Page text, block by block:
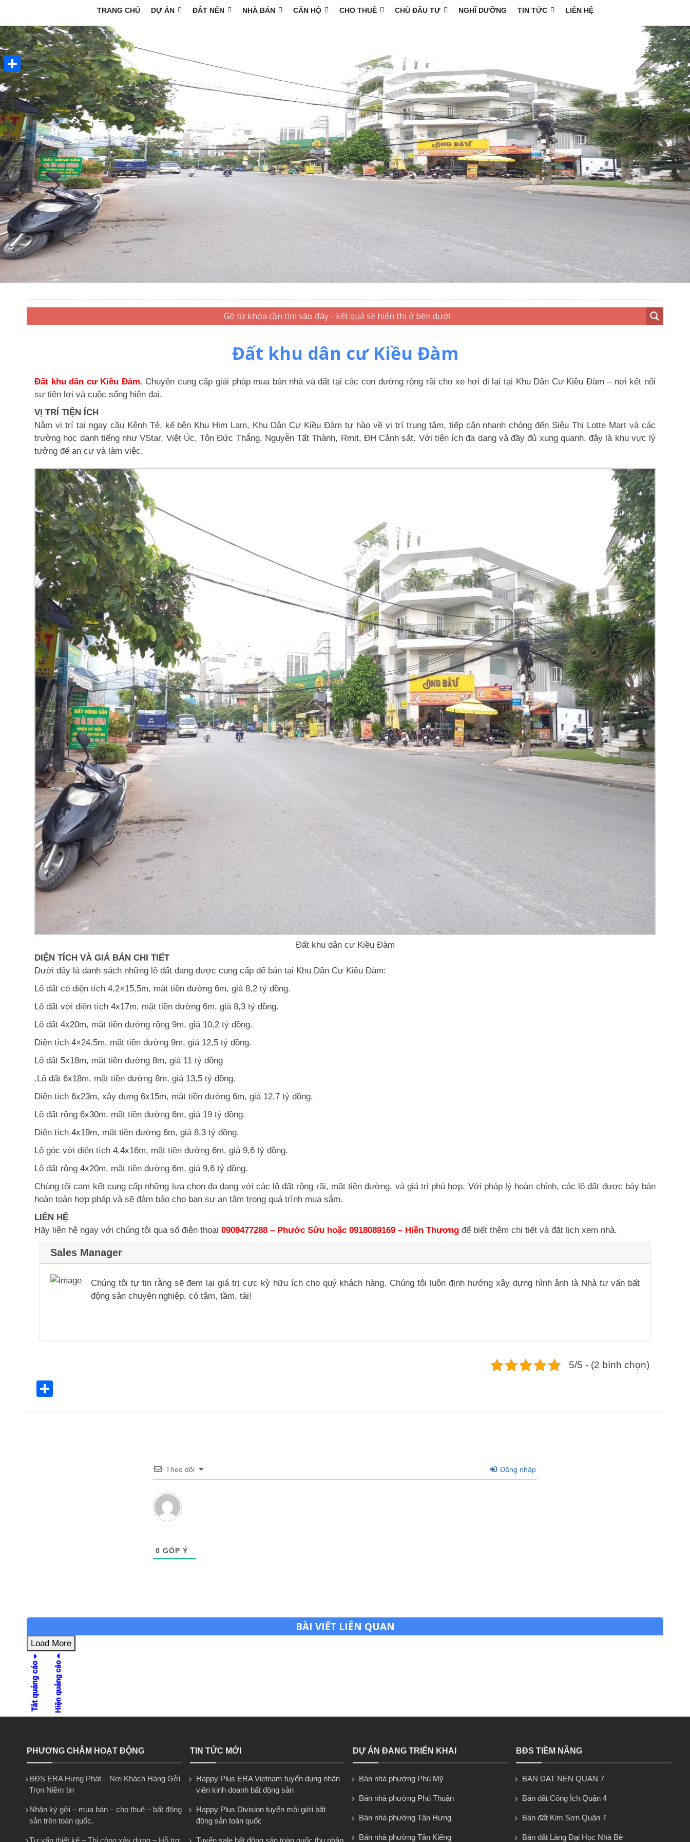
TRANG CHỦ DỰ ÁN ĐẤT NỀN NHÀ BÁN CĂN HỘ CHO THUÊ CHỦ ĐẦU TƯ NGHĨ DƯỠNG TIN TỨC LIÊN HỆ
Đất khu dân cư Kiều Đàm
Đất khu dân cư Kiều Đàm. Chuyên cung cấp giải pháp mua bán nhà và đất tại các con đường rộng rãi cho xe hơi đi lại tại Khu Dân Cư Kiều Đàm – nơi kết nối
sự tiện lợi và cuộc sống hiện đại.
VỊ TRÍ TIỆN ÍCH
Nằm vị trí tại ngay cầu Kênh Tẻ, kế bên Khu Him Lam, Khu Dân Cư Kiều Đàm tự hào về vị trí trung tâm, tiếp cận nhanh chóng đến Siêu Thị Lotte Mart và các
trường học danh tiếng như VStar, Việt Úc, Tôn Đức Thắng, Nguyễn Tất Thành, Rmit, ĐH Cảnh sát. Với tiện ích đa dạng và đầy đủ xung quanh, đây là khu vực lý
tưởng để an cư và làm việc.
Đất khu dân cư Kiều Đàm
DIỆN TÍCH VÀ GIÁ BÁN CHI TIẾT
Dưới đây là danh sách những lô đất đang được cung cấp để bán tại Khu Dân Cư Kiều Đàm:
Lô đất có diện tích 4,2×15,5m, mặt tiền đường 6m, giá 8,2 tỷ đồng.
Lô đất với diện tích 4x17m, mặt tiền đường 6m, giá 8,3 tỷ đồng.
Lô đất 4x20m, mặt tiền đường rộng 9m, giá 10,2 tỷ đồng.
Diện tích 4×24.5m, mặt tiền đường 9m, giá 12,5 tỷ đồng.
Lô đất 5x18m, mặt tiền đường 8m, giá 11 tỷ đồng
.Lô đất 6x18m, mặt tiền đường 8m, giá 13,5 tỷ đồng.
Diện tích 6x23m, xây dựng 6x15m, mặt tiền đường 6m, giá 12,7 tỷ đồng.
Lô đất rộng 6x30m, mặt tiền đường 6m, giá 19 tỷ đồng.
Diện tích 4x19m, mặt tiền đường 6m, giá 8,3 tỷ đồng.
Lô góc với diện tích 4,4x16m, mặt tiền đường 6m, giá 9,6 tỷ đồng.
Lô đất rộng 4x20m, mặt tiền đường 6m, giá 9,6 tỷ đồng.
Chúng tôi cam kết cung cấp những lựa chọn đa dạng với các lô đất rộng rãi, mặt tiền đường, và giá trị phù hợp. Với pháp lý hoàn chỉnh, các lô đất được bày bán
hoàn toàn hợp pháp và sẽ đảm bảo cho bạn sự an tâm trong quá trình mua sắm.
LIÊN HỆ
Hãy liên hệ ngay với chúng tôi qua số điện thoại 0909477288 – Phước Sửu hoặc 0918089169 – Hiền Thương để biết thêm chi tiết và đặt lịch xem nhà.
Sales Manager
Chúng tôi tự tin rằng sẽ đem lại giá trị cực kỳ hữu ích cho quý khách hàng. Chúng tôi luôn định hướng xây dựng hình ảnh là Nhà tư vấn bất
động sản chuyên nghiệp, có tâm, tầm, tài!
5/5 - (2 bình chọn)
Theo dõi Đăng nhập
0 GÓP Ý
BÀI VIẾT LIÊN QUAN
Load More
PHƯƠNG CHÂM HOẠT ĐỘNG
BĐS ERA Hưng Phát – Nơi Khách Hàng Gởi
Trọn Niềm tin
Nhận ký gởi – mua bán – cho thuê – bất động
sản trên toàn quốc.
Tư vấn thiết kế – Thi công xây dựng – Hỗ trợ
TIN TỨC MỚI
Happy Plus ERA Vietnam tuyển dụng nhân
viên kinh doanh bất động sản
Happy Plus Division tuyển môi giới bất
động sản toàn quốc
Tuyển sale bất động sản toàn quốc thu nhập
DỰ ÁN ĐANG TRIỂN KHAI
Bán nhà phường Phú Mỹ
Bán nhà phường Phú Thuận
Bán nhà phường Tân Hưng
Bán nhà phường Tân Kiểng
BĐS TIỀM NĂNG
BAN DAT NEN QUAN 7
Bán đất Công Ích Quận 4
Bán đất Kim Sơn Quận 7
Bán đất Làng Đại Học Nhà Bè
Share